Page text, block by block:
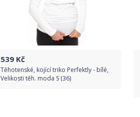
539 Kč
Těhotenské, kojící triko Perfektly - bílé,
Velikosti těh. moda S (36)